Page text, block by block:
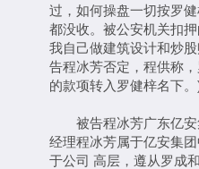
过，如何操盘一切按罗
都没收。被公安机关扣
我自己做建筑设计和炒
告程冰芳否定，程供称
的款项转入罗健梓名下。
被告程冰芳广东亿安
经理程冰芳属于亿安集
于公司 高层，遵从罗成